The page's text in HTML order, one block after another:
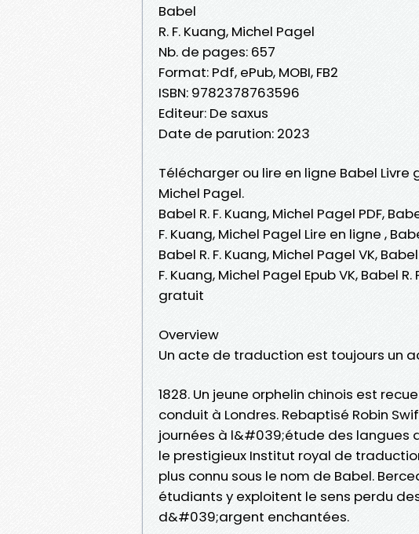
Babel
R. F. Kuang, Michel Pagel
Nb. de pages: 657
Format: Pdf, ePub, MOBI, FB2
ISBN: 9782378763596
Editeur: De saxus
Date de parution: 2023
Télécharger ou lire en ligne Babel Livre
Michel Pagel.
Babel R. F. Kuang, Michel Pagel PDF,
F. Kuang, Michel Pagel Lire en ligne ,
Babel R. F. Kuang, Michel Pagel VK,
F. Kuang, Michel Pagel Epub VK, Babel
gratuit
Overview
Un acte de traduction est toujours un
1828. Un jeune orphelin chinois est
conduit à Londres. Rebaptisé Robin
journées à l&#039;étude des
le prestigieux Institut royal de
plus connu sous le nom de Babel.
étudiants y exploitent le sens perdu
d&#039;argent enchantées.